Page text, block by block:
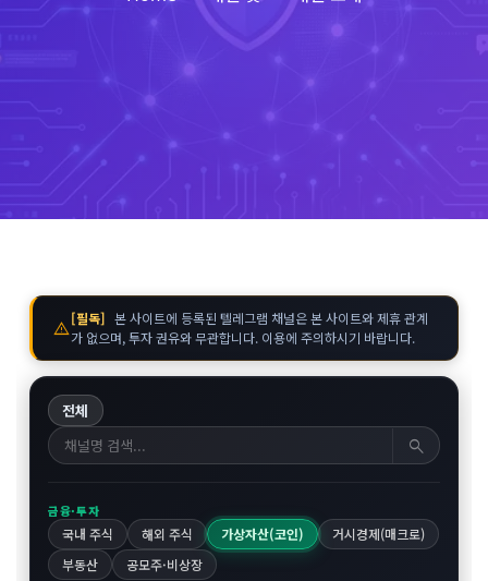
warning[필독] 본 사이트에 등록된 텔레그램 채널은 본 사이트와 제휴 관계
가 없으며, 투자 권유와 무관합니다. 이용에 주의하시기 바랍니다.
전체
search
금융·투자
국내 주식 해외 주식 가상자산(코인)
거시경제(매크로)
부동산
공모주·비상장